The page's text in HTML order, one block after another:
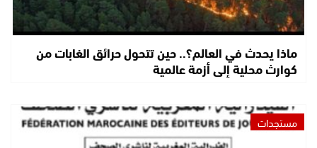
ماذا يحدث في العالم؟.. حين تتحول حرائق الغابات من
كوارث محلية إلى أزمة عالمية
مستجدات